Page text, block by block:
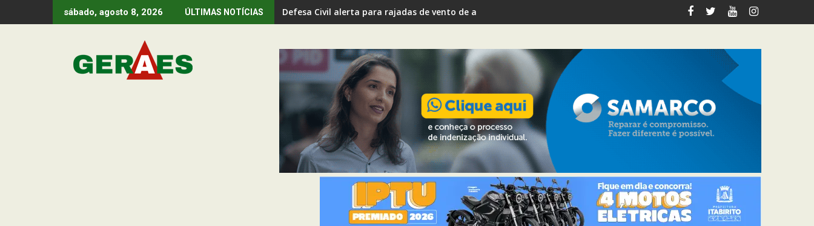
to
sábado, agosto 8, 2026 ÚLTIMAS NOTÍCIAS Defesa Civil alerta para rajadas de vento de até 80 km/h em Itabirito